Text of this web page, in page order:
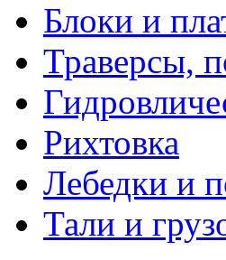
Блоки и
Траверсы,
Рихтовка
Лебедки и
Тали и